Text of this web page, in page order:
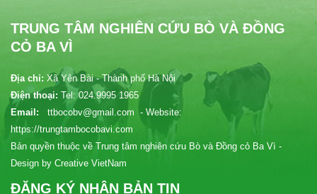
TRUNG TÂM NGHIÊN CỨU BÒ VÀ ĐỒNG
CỎ BA VÌ
Địa chỉ: Xã Yên Bài - Thành phố Hà Nội
Điện thoại: Tel: 024.9995 1965
Email:
ttbocobv@gmail.com - Website:
https://trungtambocobavi.com
Bản quyền thuộc về Trung tâm nghiên cứu Bò và Đồng cỏ Ba Vì -
Design by Creative VietNam
ĐĂNG KÝ NHẬN BẢN TIN